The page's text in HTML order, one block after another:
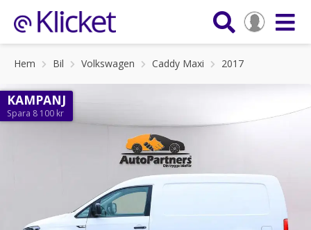
Hem Bil Volkswagen Caddy Maxi 2017
KAMPANJ
Spara 8 100 kr